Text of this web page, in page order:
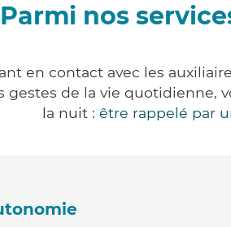
Parmi nos
en contact avec les
gestes de la vie
la nuit : être rappelé par